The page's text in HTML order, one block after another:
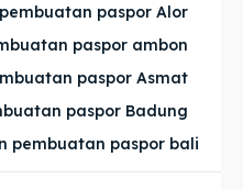
paspor Alor
paspor ambon
paspor Asmat
paspor Badung
pembuatan paspor bali